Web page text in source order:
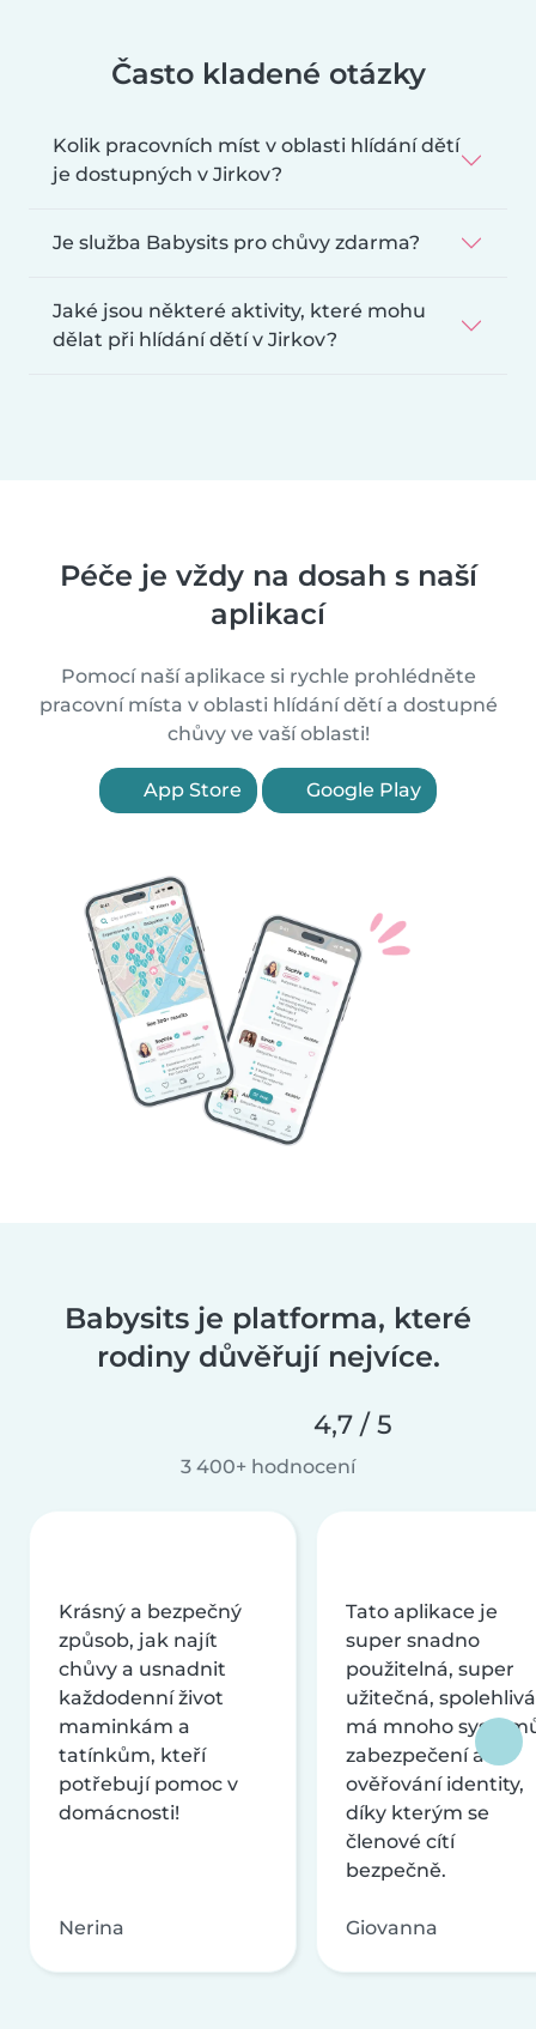
Často kladené otázky
Kolik pracovních míst v oblasti hlídání dětí
je dostupných v Jirkov?
Je služba Babysits pro chůvy zdarma?
Jaké jsou některé aktivity, které mohu
dělat při hlídání dětí v Jirkov?
Péče je vždy na dosah s naší
aplikací
Pomocí naší aplikace si rychle prohlédněte
pracovní místa v oblasti hlídání dětí a dostupné
chůvy ve vaší oblasti!
App Store Google Play
Babysits je platforma, které
rodiny důvěřují nejvíce.
4,7 / 5
3 400+ hodnocení
Krásný a bezpečný
způsob, jak najít
chůvy a usnadnit
každodenní život
maminkám a
tatínkům, kteří
potřebují pomoc v
domácnosti!
Nerina
Tato aplikace je
super snadno
použitelná, super
užitečná,
má mnoho
zabezpečení a
ověřování identity,
díky kterým se
členové cítí
bezpečně.
Giovanna